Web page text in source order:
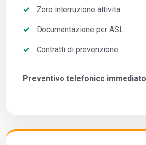
Zero interruzione attivita
Documentazione per ASL
Contratti di prevenzione
Preventivo telefonico immediato